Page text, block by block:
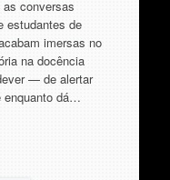
conversas
estudantes de
imersas no
na docência
— de alertar
enquanto dá…